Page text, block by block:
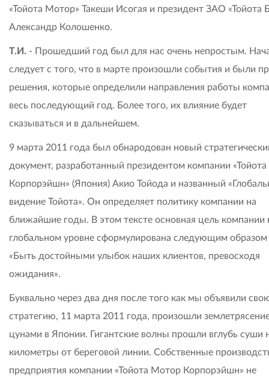
«Тойота Мотор» Такеши Исогая и президент ЗАО «Тойота
Александр Колошенко.
Т.И. - Прошедший год был для нас очень непростым.
следует с того, что в марте произошли события и были
решения, которые определили направления работы
весь последующий год. Более того, их влияние будет
сказываться и в дальнейшем.
9 марта 2011 года был обнародован новый
документ, разработанный президентом компании
Корпорэйшн» (Япония) Акио Тойода и названный
видение Тойота». Он определяет политику компании на
ближайшие годы. В этом тексте основная цель компании
глобальном уровне сформулирована следующим образом
«Быть достойными улыбок наших клиентов, превосходя
ожидания».
Буквально через два дня после того как мы объявили
стратегию, 11 марта 2011 года, произошли
цунами в Японии. Гигантские волны прошли вглубь суши
километры от береговой линии. Собственные
предприятия компании «Тойота Мотор Корпорэйшн» не